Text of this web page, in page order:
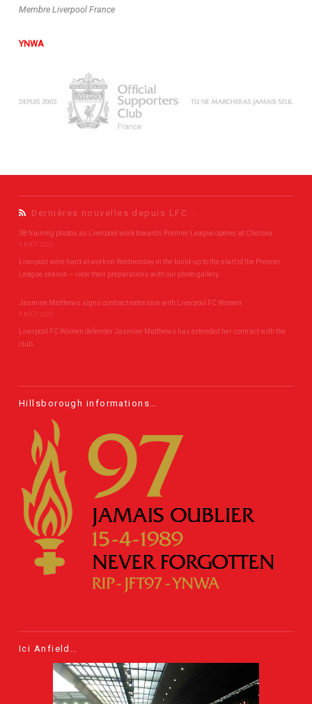
Membre Liverpool France
YNWA
Dernières nouvelles depuis LFC…
38 training photos as Liverpool work towards Premier League opener at Chelsea
9 AOÛT 2023
Liverpool were hard at work on Wednesday in the build-up to the start of the Premier
League season – view their preparations with our photo gallery.
Jasmine Matthews signs contract extension with Liverpool FC Women
9 AOÛT 2023
Liverpool FC Women defender Jasmine Matthews has extended her contract with the
club.
Hillsborough informations…
Ici Anfield…